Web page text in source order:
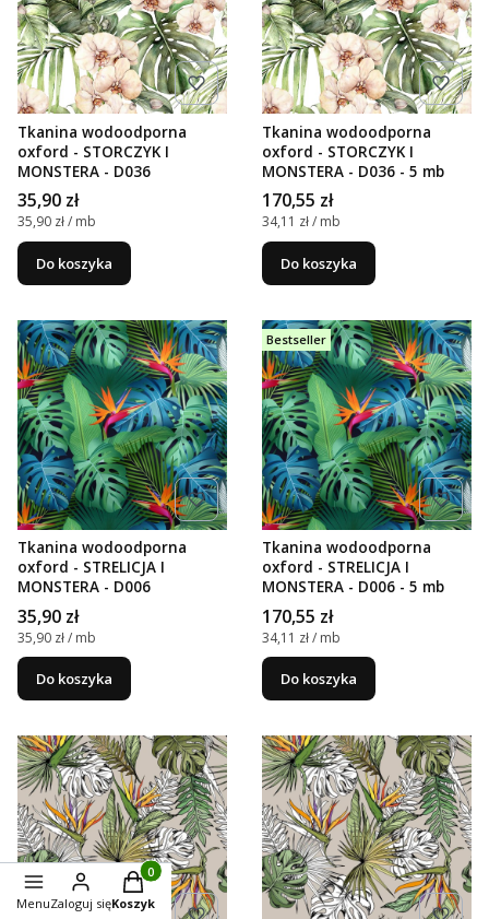
Tkanina wodoodporna
oxford - STORCZYK I
MONSTERA - D036
Cena
35,90 zł
Cena jednostkowa
35,90 zł / mb
Do koszyka
Tkanina wodoodporna
oxford - STORCZYK I
MONSTERA - D036 - 5 mb
Cena
170,55 zł
Cena jednostkowa
34,11 zł / mb
Do koszyka
Tkanina wodoodporna
oxford - STRELICJA I
MONSTERA - D006
Cena
35,90 zł
Cena jednostkowa
35,90 zł / mb
Do koszyka
Bestseller
Tkanina wodoodporna
oxford - STRELICJA I
MONSTERA - D006 - 5 mb
Cena
170,55 zł
Cena jednostkowa
34,11 zł / mb
Do koszyka
MenuZaloguj się
Produkty w koszyku: 0. Zobacz szczegóły
Koszyk